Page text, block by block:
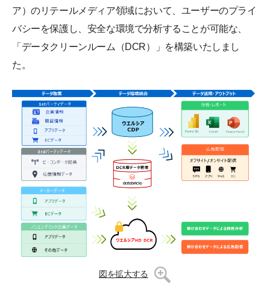
ア）のリテールメディア領域において、ユーザーのプライ
バシーを保護し、安全な環境で分析することが可能な、
「データクリーンルーム（DCR）」を構築いたしまし
た。
図を拡大する